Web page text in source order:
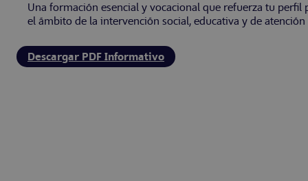
Una formación esencial y vocacional que refuerza tu
el ámbito de la intervención social, educativa y de
Descargar PDF Informativo